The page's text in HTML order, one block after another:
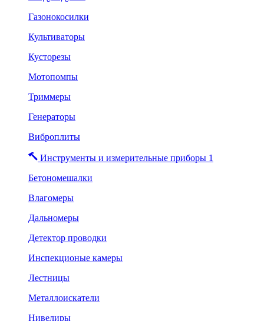
Газонокосилки
Культиваторы
Кусторезы
Мотопомпы
Триммеры
Генераторы
Виброплиты
Инструменты и измерительные приборы 1
Бетономешалки
Влагомеры
Дальномеры
Детектор проводки
Инспекционые камеры
Лестницы
Металлоискатели
Нивелиры